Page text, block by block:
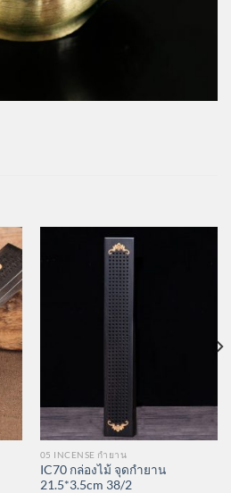
05 INCENSE กำยาน
IC70 กล่องไม้ จุดกำยาน
21.5*3.5cm 38/2